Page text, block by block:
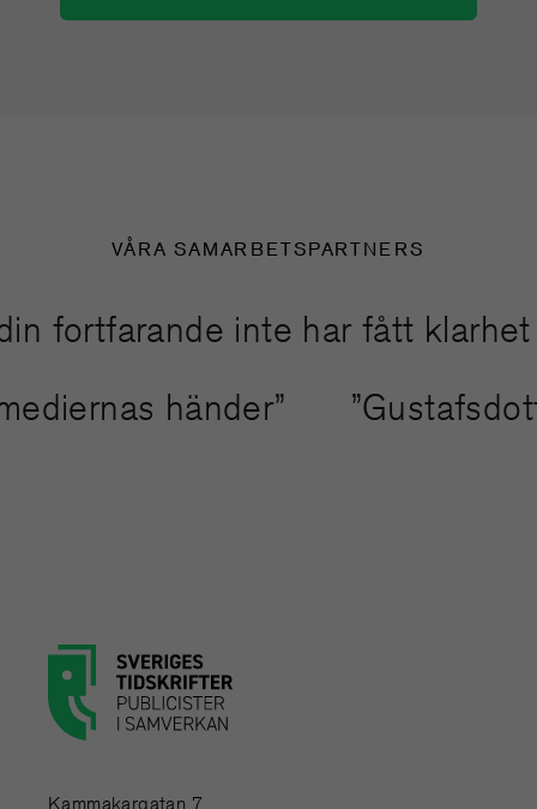
VÅRA SAMARBETSPARTNERS
inte har fått klarhet i
mediernas händer”
Kammakargatan 7